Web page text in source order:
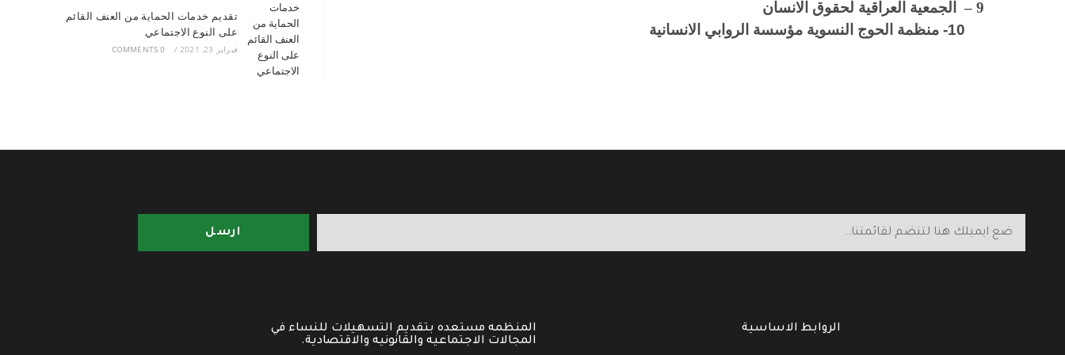
9 –
الجمعية العراقية لحقوق الانسان
10- منظمة الحوج النسوية مؤسسة الروابي الانسانية
تقديم خدمات الحماية من العنف القائم
على النوع الاجتماعي
فبراير 23, 2021 /
0 COMMENTS
ارسل
الروابط الاساسية
المنظمه مستعده بتقديم التسهيلات للنساء في
المجالات الاجتماعيه والقانونيه والاقتصادية.